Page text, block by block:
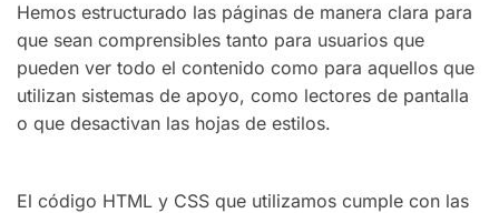
Hemos estructurado las páginas de manera clara para
que sean comprensibles tanto para usuarios que
pueden ver todo el contenido como para aquellos que
utilizan sistemas de apoyo, como lectores de pantalla
o que desactivan las hojas de estilos.
El código HTML y CSS que utilizamos cumple con las